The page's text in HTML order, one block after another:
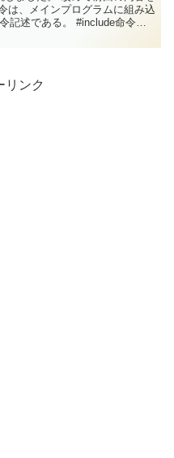
は、メインプログラムに組み込
記述である。 #include命令に
リンク